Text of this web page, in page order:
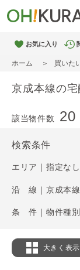
お気に入り
ホーム 買いた
京成本線の
該当物件数 20
検索条件
エリア｜指定なし
沿 線｜京成本線
大きく表示